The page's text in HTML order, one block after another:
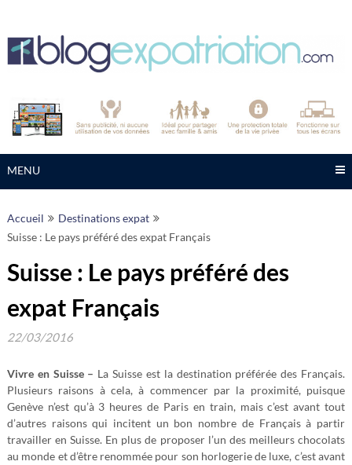
content
MENU
Accueil
Destinations expat
Suisse : Le pays préféré des expat Français
Suisse : Le pays préféré des
expat Français
22/03/2016
Vivre en Suisse – La Suisse est la destination préférée des Français.
Plusieurs raisons à cela, à commencer par la proximité, puisque
Genève n’est qu’à 3 heures de Paris en train, mais c’est avant tout
d’autres raisons qui incitent un bon nombre de Français à partir
travailler en Suisse. En plus de proposer l’un des meilleurs chocolats
au monde et d’être renommée pour son horlogerie de luxe, c’est avant